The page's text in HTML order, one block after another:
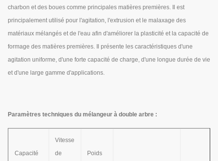
charbon et des boues comme principales matières premières. Il est
principalement utilisé pour l'agitation, l'extrusion et le malaxage des
matériaux mélangés et de l'eau afin d'améliorer la plasticité et la capacité de
formage des matières premières. Il présente les caractéristiques d'une
agitation uniforme, d'une forte capacité de charge, d'une longue durée de vie
et d'une large gamme d'applications.
Paramètres techniques du mélangeur à double arbre :
Capacité
Vitesse
de
Poids